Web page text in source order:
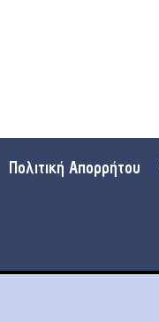
Πολιτική Απορρήτου